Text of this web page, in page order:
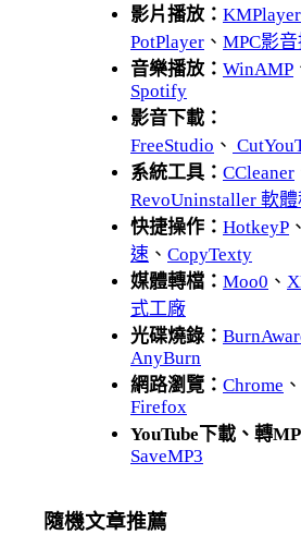
影片播放： KMPlayer
PotPlayer 、 MPC影
音樂播放： WinAMP
Spotify
影音下載：
FreeStudio 、
系統工具： CCleaner
RevoUninstaller 軟
快捷操作： HotkeyP 、
速 、 CopyTexty
媒體轉檔： Moo0 、
式工廠
光碟燒錄：
AnyBurn
網路瀏覽： Chrome 、
Firefox
YouTube下載、轉
SaveMP3
隨機文章推薦